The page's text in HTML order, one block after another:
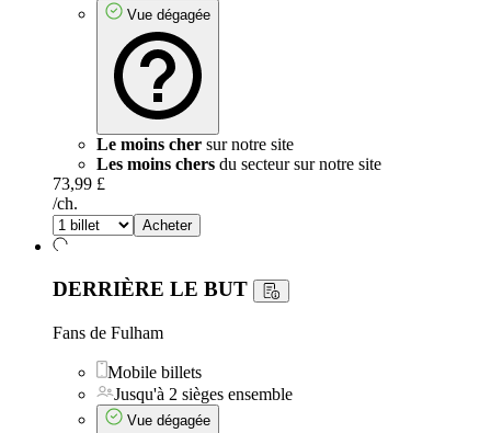
Vue dégagée
Le moins cher sur notre site
Les moins chers du secteur sur notre site
73,99 £
/ch.
Acheter
DERRIÈRE LE BUT
Fans de Fulham
Mobile billets
Jusqu'à 2 sièges ensemble
Vue dégagée